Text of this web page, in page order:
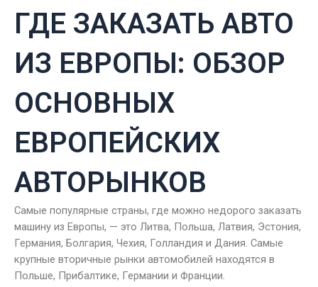
ГДЕ ЗАКАЗАТЬ АВТО
ИЗ ЕВРОПЫ: ОБЗОР
ОСНОВНЫХ
ЕВРОПЕЙСКИХ
АВТОРЫНКОВ
Самые популярные страны, где можно недорого заказать
машину из Европы, — это Литва, Польша, Латвия, Эстония,
Германия, Болгария, Чехия, Голландия и Дания. Самые
крупные вторичные рынки автомобилей находятся в
Польше, Прибалтике, Германии и Франции.